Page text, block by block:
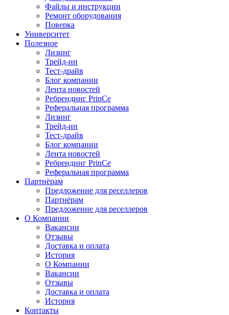
Файлы и инструкции
Ремонт оборудования
Поверка
Университет
Полезное
Лизинг
Трейд-ин
Тест-драйв
Блог компании
Лента новостей
Ребрендинг PrinCe
Реферальная программа
Лизинг
Трейд-ин
Тест-драйв
Блог компании
Лента новостей
Ребрендинг PrinCe
Реферальная программа
Партнёрам
Предложение для реселлеров
Партнёрам
Предложение для реселлеров
О Компании
Вакансии
Отзывы
Доставка и оплата
История
О Компании
Вакансии
Отзывы
Доставка и оплата
История
Контакты